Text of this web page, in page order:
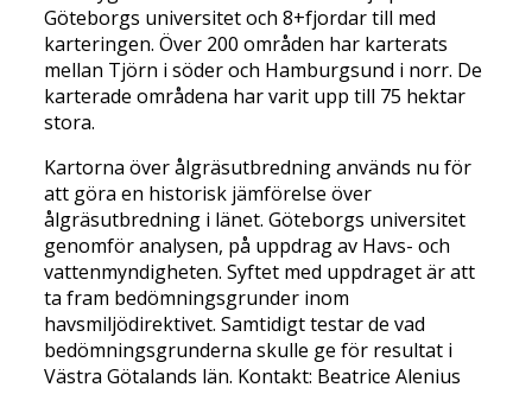
Göteborgs universitet och 8+fjordar till med
karteringen. Över 200 områden har karterats
mellan Tjörn i söder och Hamburgsund i norr. De
karterade områdena har varit upp till 75 hektar
stora.
Kartorna över ålgräsutbredning används nu för
att göra en historisk jämförelse över
ålgräsutbredning i länet. Göteborgs universitet
genomför analysen, på uppdrag av Havs- och
vattenmyndigheten. Syftet med uppdraget är att
ta fram bedömningsgrunder inom
havsmiljödirektivet. Samtidigt testar de vad
bedömningsgrunderna skulle ge för resultat i
Västra Götalands län. Kontakt: Beatrice Alenius